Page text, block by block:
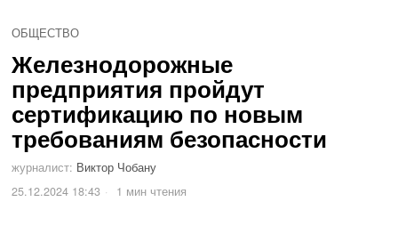
ОБЩЕСТВО
Железнодорожные
предприятия пройдут
сертификацию по новым
требованиям безопасности
журналист: Виктор Чобану
25.12.2024 18:43
1 мин чтения